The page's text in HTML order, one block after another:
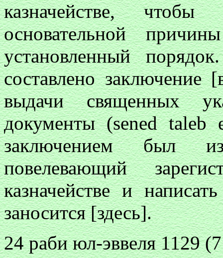
казначействе,
основательной
установленный
составлено заключение
выдачи священных
документы (sened taleb
заключением был
повелевающий
казначействе и
заносится [здесь].
24 раби юл-эввеля 1129